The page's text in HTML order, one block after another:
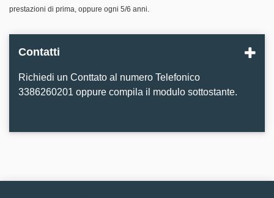
prestazioni di prima, oppure ogni 5/6 anni.
Contatti
Richiedi un Conttato al numero Telefonico
3386260201 oppure compila il modulo sottostante.